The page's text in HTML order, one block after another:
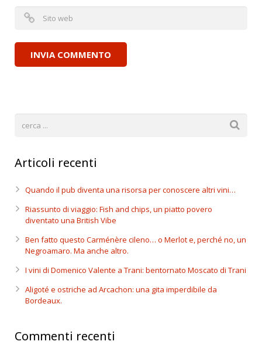
Articoli recenti
Quando il pub diventa una risorsa per conoscere altri vini…
Riassunto di viaggio: Fish and chips, un piatto povero
diventato una British Vibe
Ben fatto questo Carménère cileno… o Merlot e, perché no, un
Negroamaro. Ma anche altro.
I vini di Domenico Valente a Trani: bentornato Moscato di Trani
Aligoté e ostriche ad Arcachon: una gita imperdibile da
Bordeaux.
Commenti recenti